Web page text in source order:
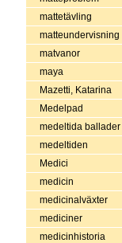
mattetävling
matteundervisning
matvanor
maya
Mazetti, Katarina
Medelpad
medeltida ballader
medeltiden
Medici
medicin
medicinalväxter
mediciner
medicinhistoria